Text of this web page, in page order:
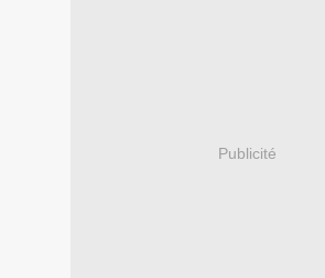
Publicité